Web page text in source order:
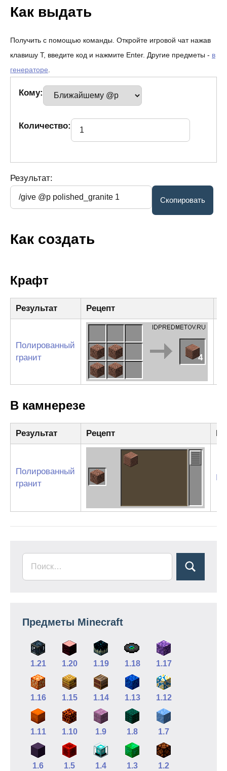
Как выдать
Получить с помощью команды. Откройте игровой чат нажав
клавишу T, введите код и нажмите Enter. Другие предметы - в
генераторе.
Кому:
Количество:
Результат:
Как создать
Крафт
Результат Рецепт
Полированный
гранит
4
В камнерезе
Результат Рецепт
Полированный
гранит
Предметы Minecraft
1.21 1.20 1.19 1.18 1.17
1.16 1.15 1.14 1.13 1.12
1.11 1.10 1.9 1.8 1.7
1.6 1.5 1.4 1.3 1.2